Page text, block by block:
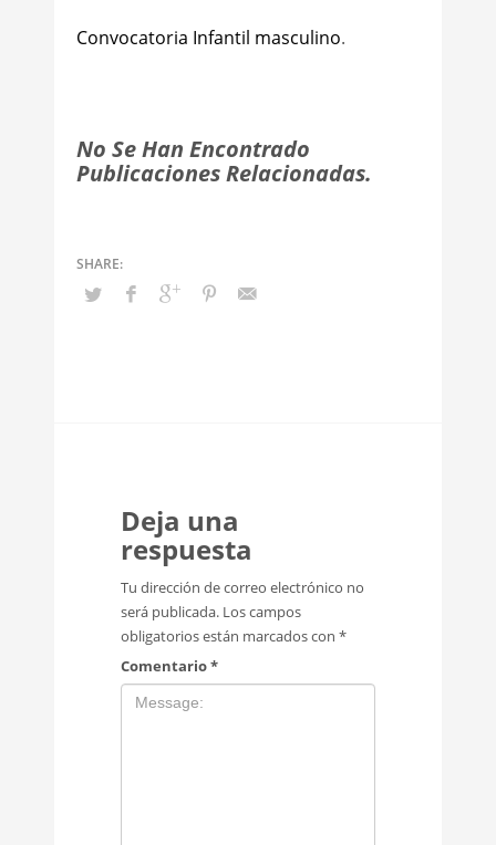
Convocatoria Infantil masculino.
No Se Han Encontrado
Publicaciones Relacionadas.
Deja una
respuesta
Tu dirección de correo electrónico no
será publicada. Los campos
obligatorios están marcados con *
Comentario*